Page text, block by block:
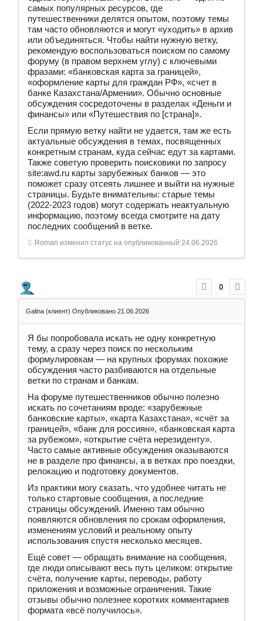
самых популярных ресурсов, где
путешественники делятся опытом, поэтому темы
там часто обновляются и могут «уходить» в архив
или объединяться. Чтобы найти нужную ветку,
рекомендую воспользоваться поиском по самому
форуму (в правом верхнем углу) с ключевыми
фразами: «банковская карта за границей»,
«оформление карты для граждан РФ», «счет в
банке Казахстана/Армении». Обычно основные
обсуждения сосредоточены в разделах «Деньги и
финансы» или «Путешествия по [страна]».
​Если прямую ветку найти не удается, там же есть
актуальные обсуждения в темах, посвященных
конкретным странам, куда сейчас едут за картами.
Также советую проверить поисковики по запросу
site:awd.ru карты зарубежных банков — это
поможет сразу отсеять лишнее и выйти на нужные
страницы. Будьте внимательны: старые темы
(2022-2023 годов) могут содержать неактуальную
информацию, поэтому всегда смотрите на дату
последних сообщений в ветке.
Roman изменил статус на опубликованный 24.06.2026
0
Galina (клиент) Опубликовано 21.06.2026
Я бы попробовала искать не одну конкретную
тему, а сразу через поиск по нескольким
формулировкам — на крупных форумах похожие
обсуждения часто разбиваются на отдельные
ветки по странам и банкам.
На форуме путешественников обычно полезно
искать по сочетаниям вроде: «зарубежные
банковские карты», «карта Казахстана», «счёт за
границей», «банк для россиян», «банковская карта
за рубежом», «открытие счёта нерезиденту».
Часто самые активные обсуждения оказываются
не в разделе про финансы, а в ветках про поездки,
релокацию и подготовку документов.
Из практики могу сказать, что удобнее читать не
только стартовые сообщения, а последние
страницы обсуждений. Именно там обычно
появляются обновления по срокам оформления,
изменениям условий и реальному опыту
использования спустя несколько месяцев.
Ещё совет — обращать внимание на сообщения,
где люди описывают весь путь целиком: открытие
счёта, получение карты, переводы, работу
приложения и возможные ограничения. Такие
отзывы обычно полезнее коротких комментариев
формата «всё получилось».